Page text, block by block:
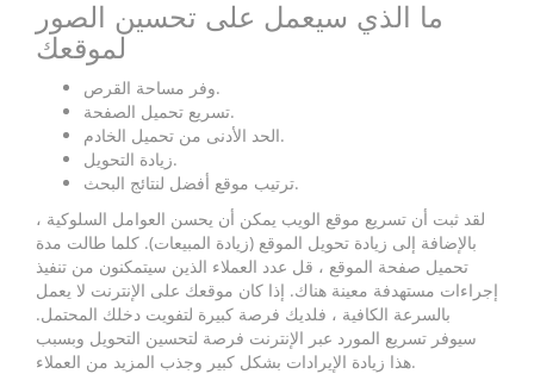
ما الذي سيعمل على تحسين الصور
لموقعك
وفر مساحة القرص.
تسريع تحميل الصفحة.
الحد الأدنى من تحميل الخادم.
زيادة التحويل.
ترتيب موقع أفضل لنتائج البحث.
لقد ثبت أن تسريع موقع الويب يمكن أن يحسن العوامل السلوكية ،
بالإضافة إلى زيادة تحويل الموقع (زيادة المبيعات). كلما طالت مدة
تحميل صفحة الموقع ، قل عدد العملاء الذين سيتمكنون من تنفيذ
إجراءات مستهدفة معينة هناك. إذا كان موقعك على الإنترنت لا يعمل
بالسرعة الكافية ، فلديك فرصة كبيرة لتفويت دخلك المحتمل.
سيوفر تسريع المورد عبر الإنترنت فرصة لتحسين التحويل وبسبب
هذا زيادة الإيرادات بشكل كبير وجذب المزيد من العملاء.